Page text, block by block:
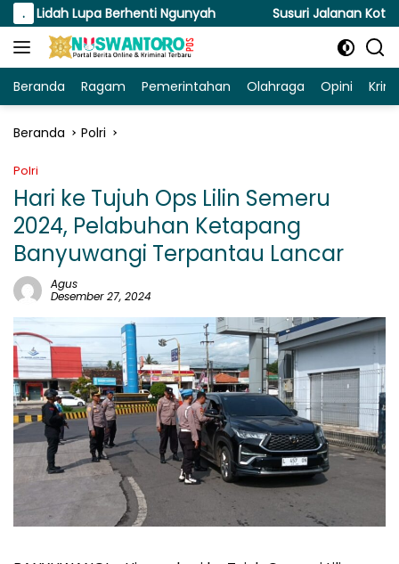
Langsung
ke
konten
. Berhenti Ngunyah Susuri Jalanan Kota, Satlantas
Beranda Ragam Pemerintahan Olahraga Opini
Beranda Polri
Polri
Hari ke Tujuh Ops Lilin Semeru
2024, Pelabuhan Ketapang
Banyuwangi Terpantau Lancar
Agus
Desember 27, 2024